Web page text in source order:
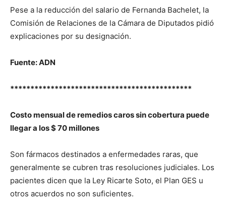
Pese a la reducción del salario de Fernanda Bachelet, la
Comisión de Relaciones de la Cámara de Diputados pidió
explicaciones por su designación.
Fuente: ADN
*********************************************
Costo mensual de remedios caros sin cobertura puede
llegar a los $ 70 millones
Son fármacos destinados a enfermedades raras, que
generalmente se cubren tras resoluciones judiciales. Los
pacientes dicen que la Ley Ricarte Soto, el Plan GES u
otros acuerdos no son suficientes.